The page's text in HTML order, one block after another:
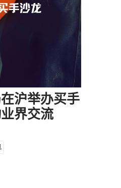
沪举办买手
界交流